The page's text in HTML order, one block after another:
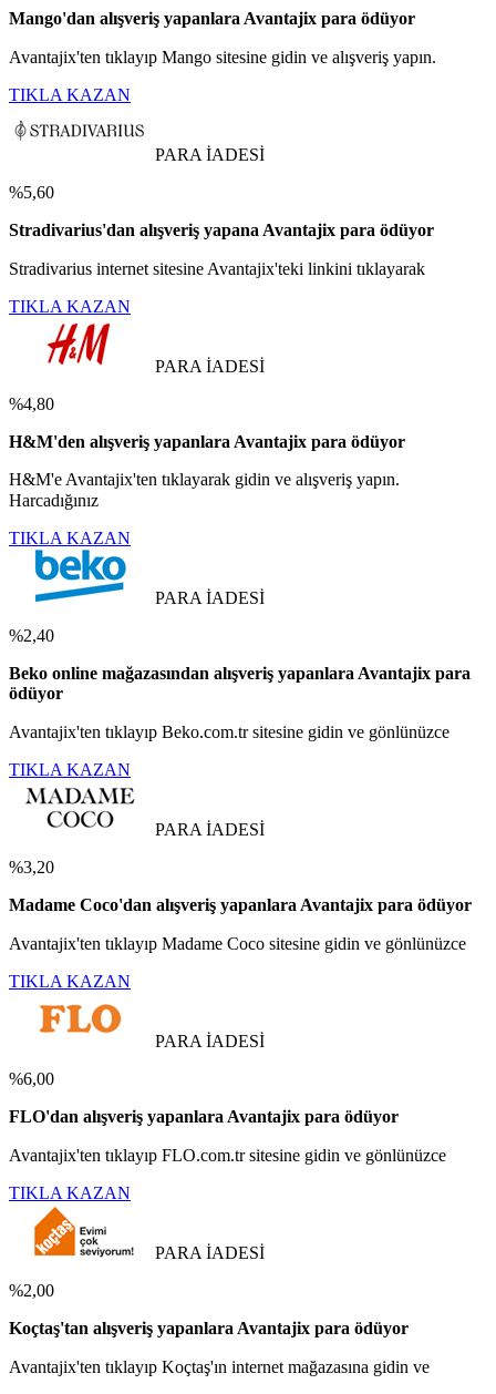
Mango'dan alışveriş yapanlara Avantajix para ödüyor
Avantajix'ten tıklayıp Mango sitesine gidin ve alışveriş yapın.
TIKLA KAZAN
PARA İADESİ
%5,60
Stradivarius'dan alışveriş yapana Avantajix para ödüyor
Stradivarius internet sitesine Avantajix'teki linkini tıklayarak
TIKLA KAZAN
PARA İADESİ
%4,80
H&M'den alışveriş yapanlara Avantajix para ödüyor
H&M'e Avantajix'ten tıklayarak gidin ve alışveriş yapın.
Harcadığınız
TIKLA KAZAN
PARA İADESİ
%2,40
Beko online mağazasından alışveriş yapanlara Avantajix para
ödüyor
Avantajix'ten tıklayıp Beko.com.tr sitesine gidin ve gönlünüzce
TIKLA KAZAN
PARA İADESİ
%3,20
Madame Coco'dan alışveriş yapanlara Avantajix para ödüyor
Avantajix'ten tıklayıp Madame Coco sitesine gidin ve gönlünüzce
TIKLA KAZAN
PARA İADESİ
%6,00
FLO'dan alışveriş yapanlara Avantajix para ödüyor
Avantajix'ten tıklayıp FLO.com.tr sitesine gidin ve gönlünüzce
TIKLA KAZAN
PARA İADESİ
%2,00
Koçtaş'tan alışveriş yapanlara Avantajix para ödüyor
Avantajix'ten tıklayıp Koçtaş'ın internet mağazasına gidin ve